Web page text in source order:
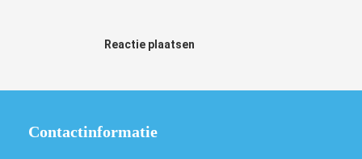
Reactie plaatsen
Contactinformatie